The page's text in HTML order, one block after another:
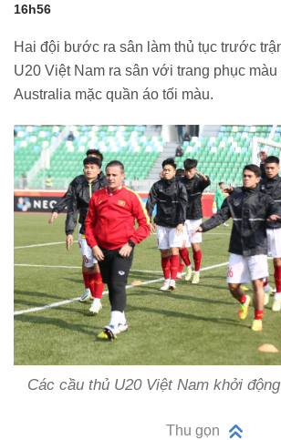
16h56
Hai đội bước ra sân làm thủ tục trước
U20 Việt Nam ra sân với trang phục
Australia mặc quần áo tối màu.
Các cầu thủ U20 Việt Nam khởi
Thu gọn